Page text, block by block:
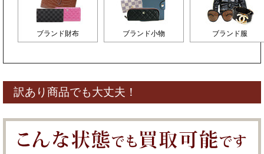
ブランド財布 ブランド小物 ブランド服
訳あり商品でも大丈夫！